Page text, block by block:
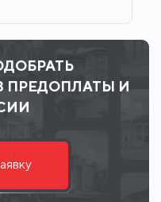
ПРЕДОПЛАТЫ И